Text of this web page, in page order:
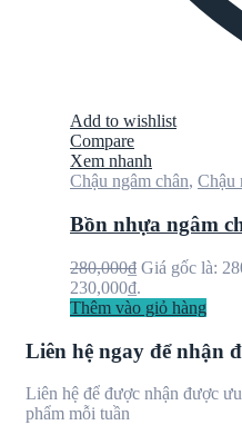
Add to wishlist
Compare
Xem nhanh
Chậu ngâm chân, Chậu
Bồn nhựa ngâm
280,000₫ Giá gốc là:
230,000₫.
Thêm vào giỏ hàng
Liên hệ ngay để nhận
Liên hệ để được nhận được
phẩm mỗi tuần